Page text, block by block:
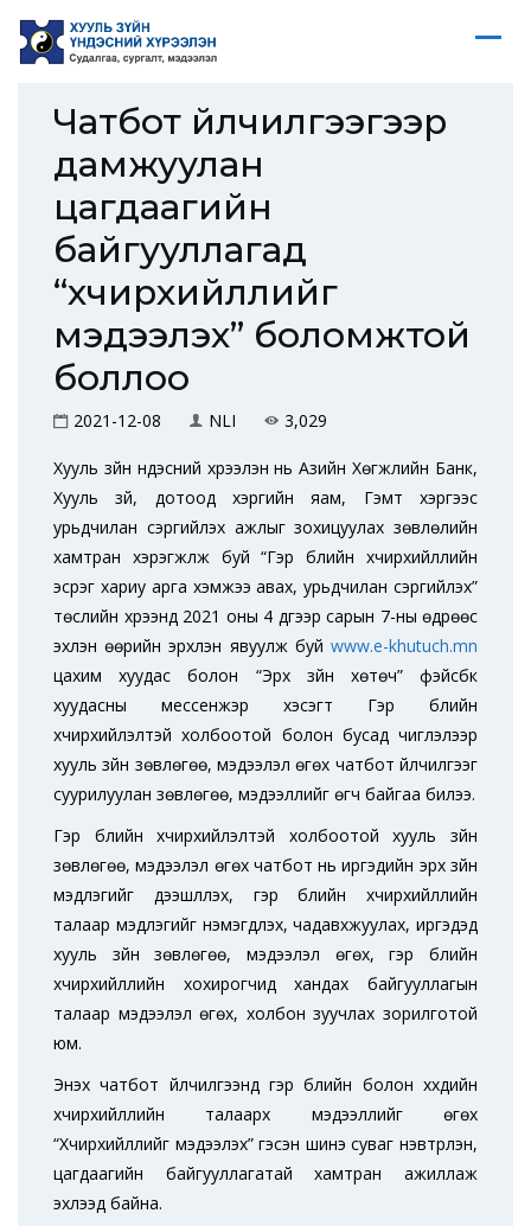
Чатбот үйлчилгээгээр
дамжуулан
цагдаагийн
байгууллагад
“хүчирхийллийг
мэдээлэх” боломжтой
боллоо
2021-12-08 NLI 3,029
Хууль зүйн үндэсний хүрээлэн нь Азийн Хөгжлийн Банк,
Хууль зүй, дотоод хэргийн яам, Гэмт хэргээс
урьдчилан сэргийлэх ажлыг зохицуулах зөвлөлийн
хамтран хэрэгжүүлж буй “Гэр бүлийн хүчирхийллийн
эсрэг хариу арга хэмжээ авах, урьдчилан сэргийлэх”
төслийн хүрээнд 2021 оны 4 дүгээр сарын 7-ны өдрөөс
эхлэн өөрийн эрхлэн явуулж буй www.e-khutuch.mn
цахим хуудас болон “Эрх зүйн хөтөч” фэйсбүүк
хуудасны мессенжэр хэсэгт Гэр бүлийн
хүчирхийлэлтэй холбоотой болон бусад чиглэлээр
хууль зүйн зөвлөгөө, мэдээлэл өгөх чатбот үйлчилгээг
суурилуулан зөвлөгөө, мэдээллийг өгч байгаа билээ.
Гэр бүлийн хүчирхийлэлтэй холбоотой хууль зүйн
зөвлөгөө, мэдээлэл өгөх чатбот нь иргэдийн эрх зүйн
мэдлэгийг дээшлүүлэх, гэр бүлийн хүчирхийллийн
талаар мэдлэгийг нэмэгдүүлэх, чадавхжуулах, иргэдэд
хууль зүйн зөвлөгөө, мэдээлэл өгөх, гэр бүлийн
хүчирхийллийн хохирогчид хандах байгууллагын
талаар мэдээлэл өгөх, холбон зуучлах зорилготой
юм.
Энэхүү чатбот үйлчилгээнд гэр бүлийн болон хүүхдийн
хүчирхийллийн талаарх мэдээллийг өгөх
“Хүчирхийллийг мэдээлэх” гэсэн шинэ суваг нэвтрүүлэн,
цагдаагийн байгууллагатай хамтран ажиллаж
эхлээд байна.